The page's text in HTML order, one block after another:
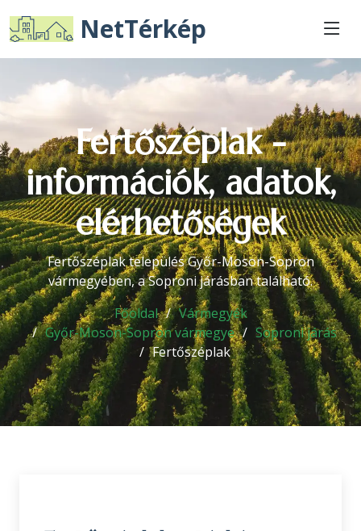
NetTérkép
Fertőszéplak -
információk, adatok,
elérhetőségek
Fertőszéplak település Győr-Moson-Sopron
vármegyében, a Soproni járásban található.
Főoldal
Vármegyék
Győr-Moson-Sopron vármegye
Soproni járás
Fertőszéplak